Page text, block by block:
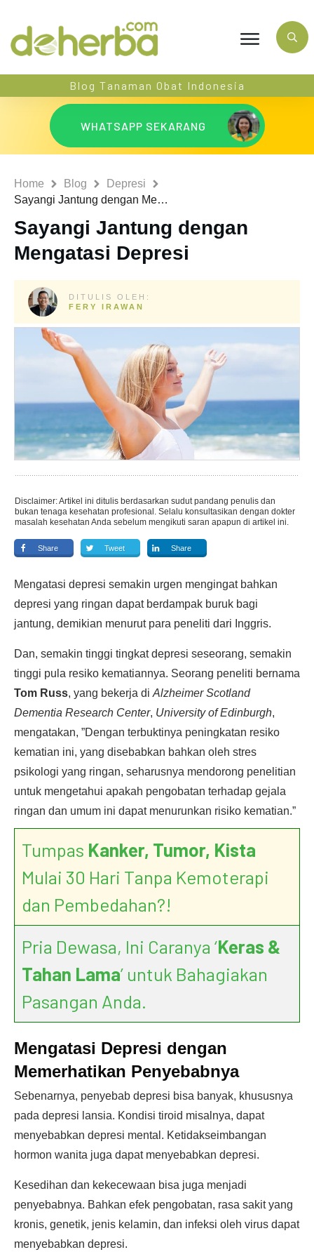
Blog Tanaman Obat Indonesia
WHATSAPP SEKARANG
Home Blog
Depresi
Sayangi Jantung dengan Mengatasi Depresi
Sayangi Jantung dengan
Mengatasi Depresi
DITULIS OLEH:
FERY IRAWAN
Disclaimer: Artikel ini ditulis berdasarkan sudut pandang penulis dan
bukan tenaga kesehatan profesional. Selalu konsultasikan dengan dokter
masalah kesehatan Anda sebelum mengikuti saran apapun di artikel ini.
Share Tweet Share
Mengatasi depresi semakin urgen mengingat bahkan
depresi yang ringan dapat berdampak buruk bagi
jantung, demikian menurut para peneliti dari Inggris.
Dan, semakin tinggi tingkat depresi seseorang, semakin
tinggi pula resiko kematiannya. Seorang peneliti bernama
Tom Russ, yang bekerja di Alzheimer Scotland
Dementia Research Center, University of Edinburgh,
mengatakan, ”Dengan terbuktinya peningkatan resiko
kematian ini, yang disebabkan bahkan oleh stres
psikologi yang ringan, seharusnya mendorong penelitian
untuk mengetahui apakah pengobatan terhadap gejala
ringan dan umum ini dapat menurunkan risiko kematian.”
Tumpas Kanker, Tumor, Kista
Mulai 30 Hari Tanpa Kemoterapi
dan Pembedahan?!
Pria Dewasa, Ini Caranya ‘Keras &
Tahan Lama’ untuk Bahagiakan
Pasangan Anda.
Mengatasi Depresi dengan
Memerhatikan Penyebabnya
Sebenarnya, penyebab depresi bisa banyak, khususnya
pada depresi lansia. Kondisi tiroid misalnya, dapat
menyebabkan depresi mental. Ketidakseimbangan
hormon wanita juga dapat menyebabkan depresi.
Kesedihan dan kekecewaan bisa juga menjadi
penyebabnya. Bahkan efek pengobatan, rasa sakit yang
kronis, genetik, jenis kelamin, dan infeksi oleh virus dapat
menyebabkan depresi.